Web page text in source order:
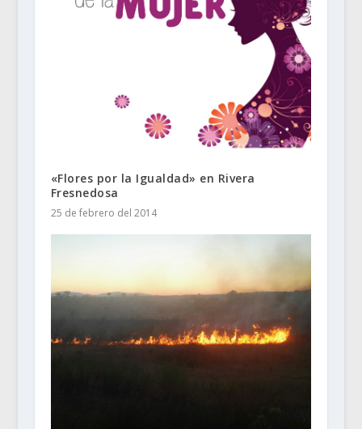
«Flores por la Igualdad» en Rivera
Fresnedosa
25 de febrero del 2014